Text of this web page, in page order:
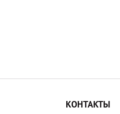
КОНТАКТЫ